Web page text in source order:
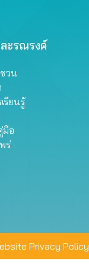
ะรณรงค์
วน
รียนรู้
มือ
ร่
Privacy Policy